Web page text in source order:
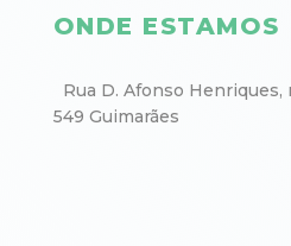
ONDE ESTAMOS
Rua D. Afonso Henriques,
549 Guimarães